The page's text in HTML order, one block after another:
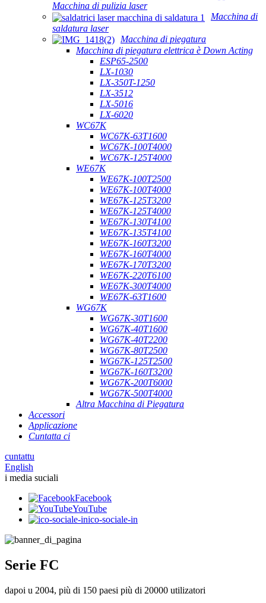
Macchina di pulizia laser
Macchina di
saldatura laser
Macchina di piegatura
Macchina di piegatura elettrica è Down Acting
ESP65-2500
LX-1030
LX-350T-1250
LX-3512
LX-5016
LX-6020
WC67K
WC67K-63T1600
WC67K-100T4000
WC67K-125T4000
WE67K
WE67K-100T2500
WE67K-100T4000
WE67K-125T3200
WE67K-125T4000
WE67K-130T4100
WE67K-135T4100
WE67K-160T3200
WE67K-160T4000
WE67K-170T3200
WE67K-220T6100
WE67K-300T4000
WE67K-63T1600
WG67K
WG67K-30T1600
WG67K-40T1600
WG67K-40T2200
WG67K-80T2500
WG67K-125T2500
WG67K-160T3200
WG67K-200T6000
WG67K-500T4000
Altra Macchina di Piegatura
Accessori
Applicazione
Cuntatta ci
cuntattu
English
i media suciali
Facebook
YouTube
ico-sociale-in
Serie FC
dapoi u 2004, più di 150 paesi più di 20000 utilizatori